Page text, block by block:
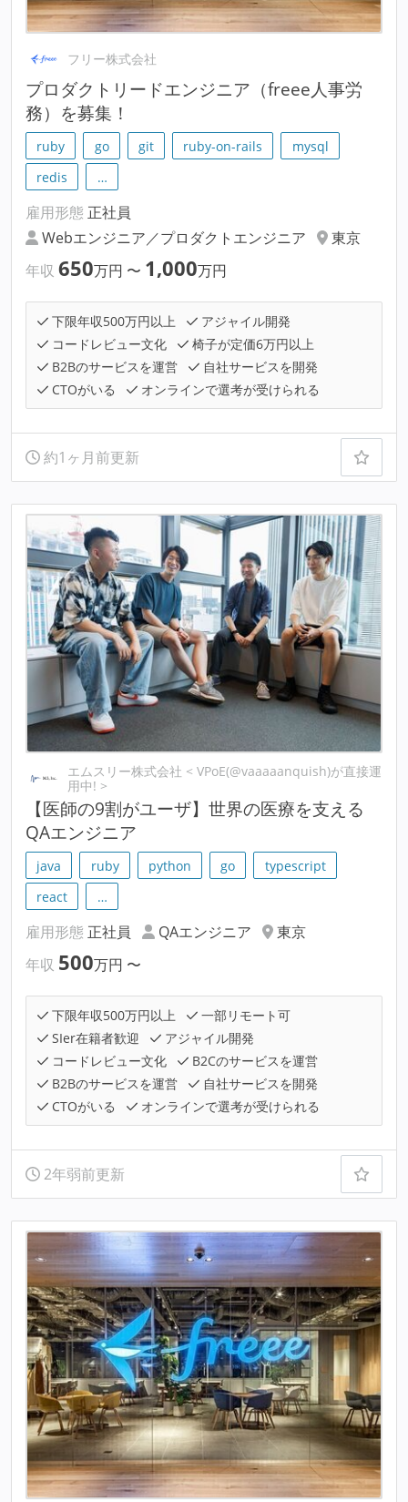
フリー株式会社
プロダクトリードエンジニア（freee人事労
務）を募集！
ruby go git ruby-on-rails
mysql
redis
…
雇用形態 正社員
Webエンジニア／プロダクトエンジニア
東京
年収 650万円 〜 1,000万円
下限年収500万円以上
アジャイル開発
コードレビュー文化
椅子が定価6万円以上
B2Bのサービスを運営
自社サービスを開発
CTOがいる
オンラインで選考が受けられる
約1ヶ月前更新
エムスリー株式会社 < VPoE(@vaaaaanquish)が直接運
用中! >
【医師の9割がユーザ】世界の医療を支える
QAエンジニア
java ruby python go
typescript
react
…
雇用形態 正社員 QAエンジニア
東京
年収 500万円 〜
下限年収500万円以上
一部リモート可
SIer在籍者歓迎
アジャイル開発
コードレビュー文化
B2Cのサービスを運営
B2Bのサービスを運営
自社サービスを開発
CTOがいる
オンラインで選考が受けられる
2年弱前更新